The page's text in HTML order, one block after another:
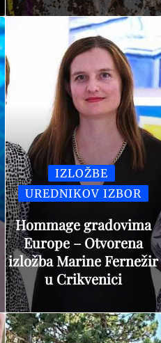
IZLOŽBE
UREDNIKOV IZBOR
Hommage gradovima
Europe – Otvorena
izložba Marine Fernežir
u Crikvenici